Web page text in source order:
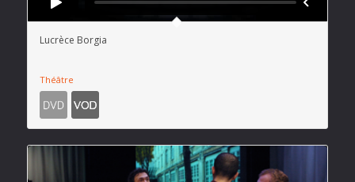
Lucrèce Borgia
Théâtre